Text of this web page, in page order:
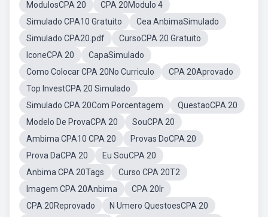
ModulosCPA 20
CPA 20Modulo 4
Simulado CPA10 Gratuito
Cea AnbimaSimulado
Simulado CPA20.pdf
CursoCPA 20 Gratuito
IconeCPA 20
CapaSimulado
Como Colocar CPA 20No Curriculo
CPA 20Aprovado
Top InvestCPA 20 Simulado
Simulado CPA 20Com Porcentagem
QuestaoCPA 20
Modelo De ProvaCPA 20
SouCPA 20
Ambima CPA10 CPA 20
Provas DoCPA 20
Prova DaCPA 20
Eu SouCPA 20
Anbima CPA 20Tags
Curso CPA 20T2
Imagem CPA 20Anbima
CPA 20Ir
CPA 20Reprovado
N Umero QuestoesCPA 20